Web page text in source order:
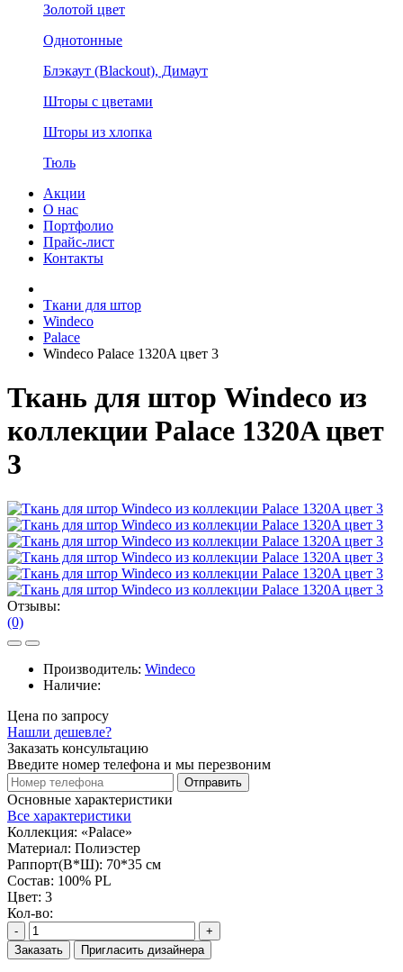
Золотой цвет
Однотонные
Блэкаут (Blackout), Димаут
Шторы с цветами
Шторы из хлопка
Тюль
Акции
О нас
Портфолио
Прайс-лист
Контакты
Ткани для штор
Windeco
Palace
Windeco Palace 1320A цвет 3
Ткань для штор Windeco из
коллекции Palace 1320A цвет
3
Отзывы:
(0)
Производитель: Windeco
Наличие:
Цена по запросу
Нашли дешевле?
Заказать консультацию
Введите номер телефона и мы перезвоним
Отправить
Основные характеристики
Все характеристики
Коллекция: «Palace»
Материал: Полиэстер
Раппорт(В*Ш): 70*35 см
Состав: 100% PL
Цвет: 3
Кол-во:
-
+
Заказать
Пригласить дизайнера